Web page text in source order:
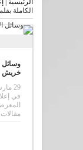
الرئيسية
الكاملة
وسائل
خريش
29 مارس,2017
في
مقالات